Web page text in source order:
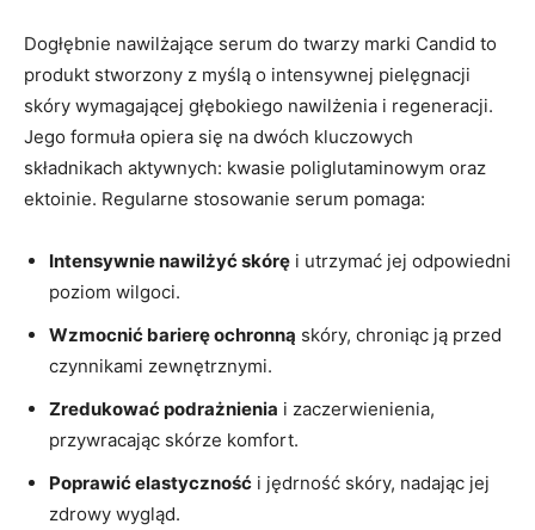
Dogłębnie nawilżające serum do twarzy marki Candid to
produkt stworzony z myślą o intensywnej pielęgnacji
skóry wymagającej głębokiego nawilżenia i regeneracji.
Jego formuła opiera się na dwóch kluczowych
składnikach aktywnych: kwasie poliglutaminowym oraz
ektoinie. Regularne stosowanie serum pomaga:
Intensywnie nawilżyć skórę i utrzymać jej odpowiedni
poziom wilgoci.
Wzmocnić barierę ochronną skóry, chroniąc ją przed
czynnikami zewnętrznymi.
Zredukować podrażnienia i zaczerwienienia,
przywracając skórze komfort.
Poprawić elastyczność i jędrność skóry, nadając jej
zdrowy wygląd.